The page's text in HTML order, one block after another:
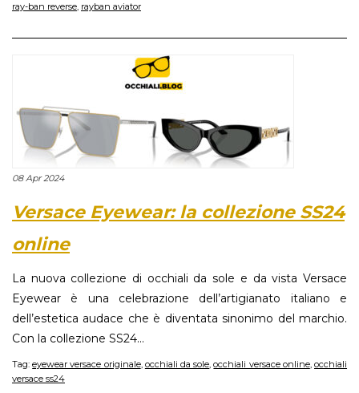
ray-ban reverse, rayban aviator
08 Apr 2024
Versace Eyewear: la collezione SS24
online
La nuova collezione di occhiali da sole e da vista Versace
Eyewear è una celebrazione dell’artigianato italiano e
dell’estetica audace che è diventata sinonimo del marchio.
Con la collezione SS24...
Tag:eyewear versace originale, occhiali da sole,occhiali versace online,occhiali
versace ss24